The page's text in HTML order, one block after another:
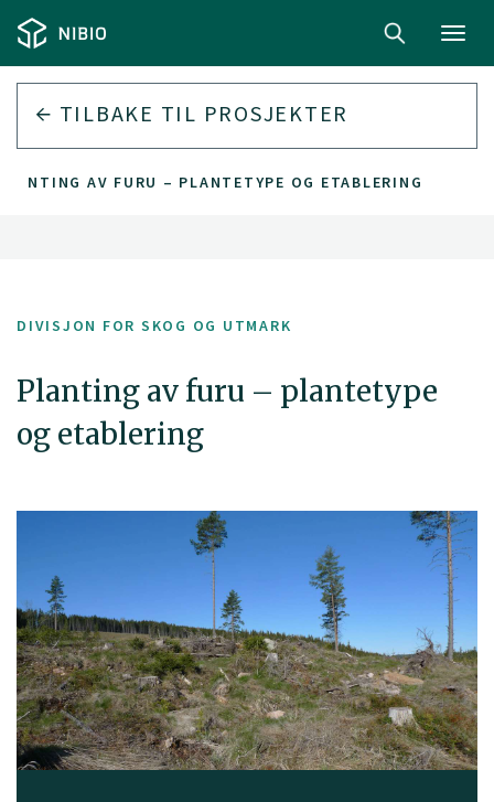
TILBAKE TIL PROSJEKTER
AV FURU – PLANTETYPE OG ETABLERING
DIVISJON FOR SKOG OG UTMARK
Planting av furu – plantetype
og etablering